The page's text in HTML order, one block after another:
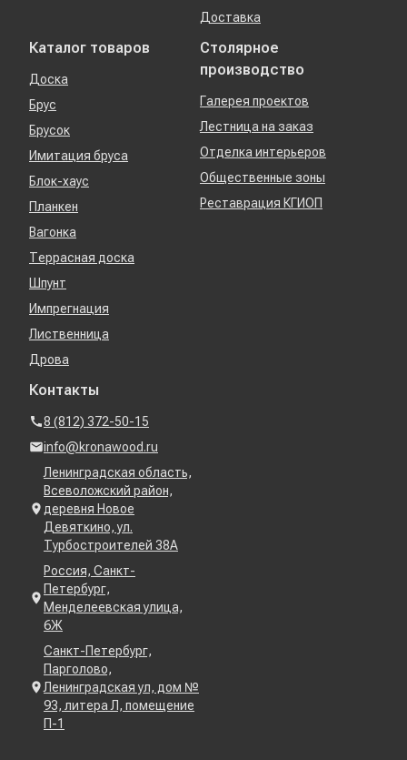
Доставка
Каталог товаров
Доска
Брус
Брусок
Имитация бруса
Блок-хаус
Планкен
Вагонка
Террасная доска
Шпунт
Импрегнация
Лиственница
Дрова
Столярное
производство
Галерея проектов
Лестница на заказ
Отделка интерьеров
Общественные зоны
Реставрация КГИОП
Контакты
8 (812) 372-50-15
info@kronawood.ru
Ленинградская область,
Всеволожский район,
деревня Новое
Девяткино, ул.
Турбостроителей 38А
Россия, Санкт-
Петербург,
Менделеевская улица,
6Ж
Санкт-Петербург,
Парголово,
Ленинградская ул, дом №
93, литера Л, помещение
П-1